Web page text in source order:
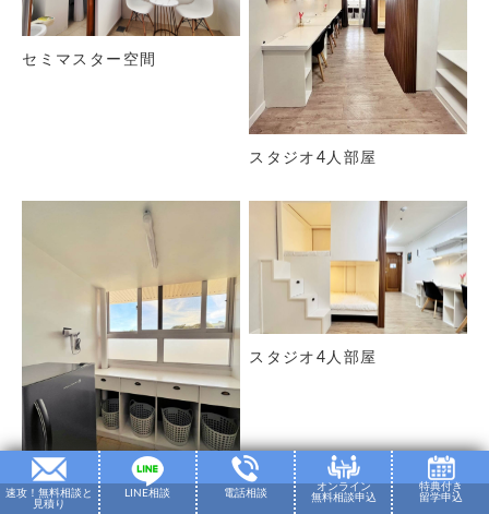
速攻！無料相談と
見積り
LINE相談 電話相談
オンライン
無料相談申込
特典付き
留学申込
セミマスター空間
スタジオ4人部屋
スタジオ4人部屋